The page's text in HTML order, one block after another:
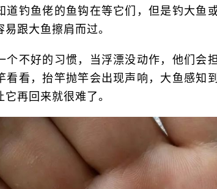
道钓鱼佬的鱼钩在等它们，但是钓大鱼
跟大鱼擦肩而过。
个不好的习惯，当浮漂没动作，他们会
看看，抬竿抛竿会出现声响，大鱼感知
再回来就很难了。